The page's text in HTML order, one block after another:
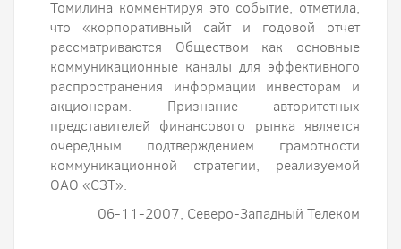
Томилина комментируя это событие, отметила,
что «корпоративный сайт и годовой отчет
рассматриваются Обществом как основные
коммуникационные каналы для эффективного
распространения информации инвесторам и
акционерам. Признание авторитетных
представителей финансового рынка является
очередным подтверждением грамотности
коммуникационной стратегии, реализуемой
ОАО «СЗТ».
06-11-2007, Северо-Западный Телеком